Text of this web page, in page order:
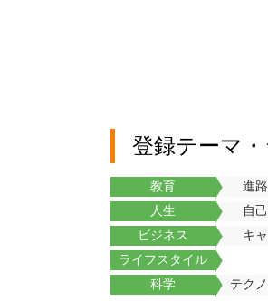
登録テーマ
教育
進
人生
自
ビジネス
キ
ライフスタイル
科学
テク